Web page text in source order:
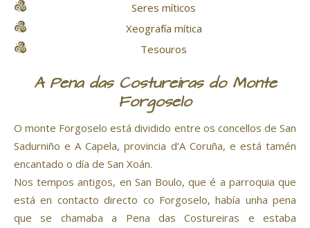
Seres míticos
Xeografía mítica
Tesouros
A Pena das Costureiras do Monte
Forgoselo
O monte Forgoselo está dividido entre os concellos de San
Sadurniño e A Capela, provincia d’A Coruña, e está tamén
encantado o día de San Xoán.
Nos tempos antigos, en San Boulo, que é a parroquia que
está en contacto directo co Forgoselo, había unha pena
que se chamaba a Pena das Costureiras e estaba